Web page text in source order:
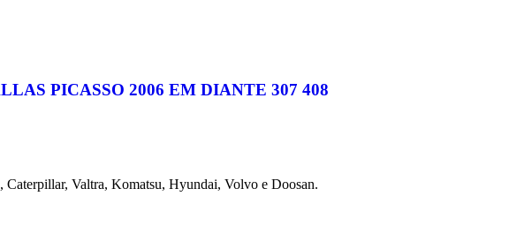
PICASSO 2006 EM DIANTE 307 408
Caterpillar, Valtra, Komatsu, Hyundai, Volvo e Doosan.